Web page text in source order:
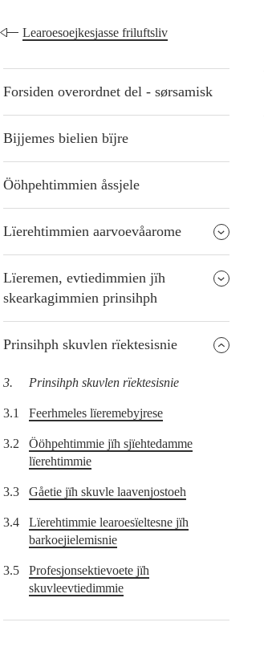
Learoesoejkesjasse friluftsliv
Forsiden overordnet del - sørsamisk
Bijjemes bielien bïjre
Ööhpehtimmien åssjele
Lïerehtimmien aarvoevåarome
Lïeremen, evtiedimmien jïh
skearkagimmien prinsihph
Prinsihph skuvlen rïektesisnie
3. Prinsihph skuvlen rïektesisnie
3.1 Feerhmeles lïeremebyjrese
3.2
Ööhpehtimmie jïh sjïehtedamme
lïerehtimmie
3.3 Gåetie jïh skuvle laavenjostoeh
3.4
Lïerehtimmie learoesïeltesne jïh
barkoejielemisnie
3.5
Profesjonsektievoete jïh
skuvleevtiedimmie